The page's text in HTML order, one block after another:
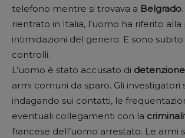
telefono mentre si trovava a Belgrado
rientrato in Italia, l’uomo ha riferito alla
intimidazioni del genero. E sono subito
controlli.
L’uomo è stato accusato di
armi comuni da sparo. Gli investigatori
indagando sui contatti, le
eventuali collegamenti con la
francese dell’uomo arrestato. Le armi